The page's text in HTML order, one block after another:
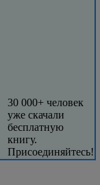
30 000+ человек
уже скачали
бесплатную
книгу.
Присоединяйтесь!